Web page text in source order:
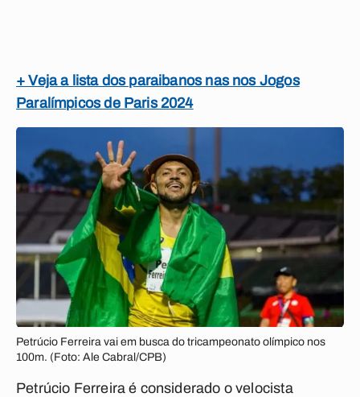
+ Veja a lista dos paraibanos nas nos Jogos
Paralímpicos de Paris 2024
Petrúcio Ferreira vai em busca do tricampeonato olímpico nos
100m. (Foto: Ale Cabral/CPB)
Petrúcio Ferreira é considerado o velocista